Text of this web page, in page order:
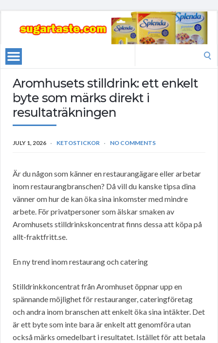
Aromhusets stilldrink: ett enkelt
byte som märks direkt i
resultaträkningen
JULY 1, 2026 KETOSTICKOR NO COMMENTS
Är du någon som känner en restaurangägare eller arbetar
inom restaurangbranschen? Då vill du kanske tipsa dina
vänner om hur de kan öka sina inkomster med mindre
arbete. För privatpersoner som älskar smaken av
Aromhusets stilldrinkskoncentrat finns dessa att köpa på
allt-fraktfritt.se.
En ny trend inom restaurang och catering
Stilldrinkkoncentrat från Aromhuset öppnar upp en
spännande möjlighet för restauranger, cateringföretag
och andra inom branschen att enkelt öka sina intäkter. Det
är ett byte som inte bara är enkelt att genomföra utan
också märks omedelbart i resultatet. Istället för att betala